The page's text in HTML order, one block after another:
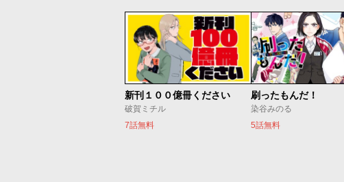
新刊１００億冊ください
破賀ミチル
7話無料
刷ったもんだ！
染谷みのる
5話無料